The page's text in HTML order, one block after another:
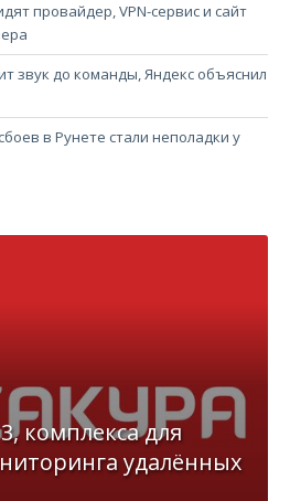
провайдер, VPN-сервис и сайт
звук до команды, Яндекс объяснил
в Рунете стали неполадки у
комплекса для
удалённых